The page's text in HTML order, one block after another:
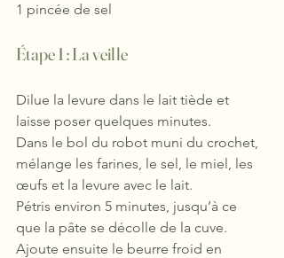
1 pincée de sel
Étape 1 : La veille
Dilue la levure dans le lait tiède et
laisse poser quelques minutes.
Dans le bol du robot muni du crochet,
mélange les farines, le sel, le miel, les
œufs et la levure avec le lait.
Pétris environ 5 minutes, jusqu’à ce
que la pâte se décolle de la cuve.
Ajoute ensuite le beurre froid en